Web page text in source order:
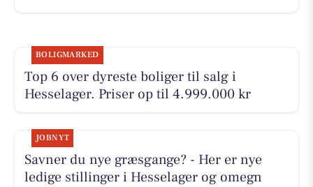
BOLIGMARKED
Top 6 over dyreste boliger til salg i
Hesselager. Priser op til 4.999.000 kr
JOBNYT
Savner du nye græsgange? - Her er nye
ledige stillinger i Hesselager og omegn